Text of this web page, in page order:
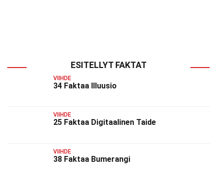
ESITELLYT FAKTAT
VIIHDE
34 Faktaa Illuusio
VIIHDE
25 Faktaa Digitaalinen Taide
VIIHDE
38 Faktaa Bumerangi